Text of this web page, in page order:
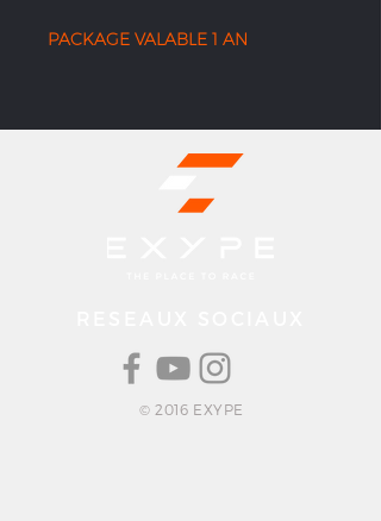
PACKAGE VALABLE 1 AN
© 2016 EXYPE